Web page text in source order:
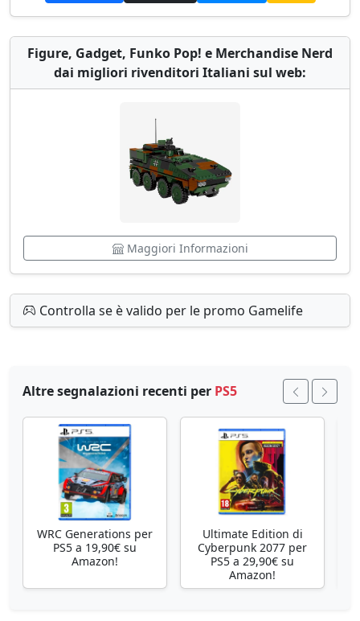
Figure, Gadget, Funko Pop! e Merchandise Nerd
dai migliori rivenditori Italiani sul web:
Maggiori Informazioni
Controlla se è valido per le promo Gamelife
Altre segnalazioni recenti per PS5
WRC Generations per
PS5 a 19,90€ su
Amazon!
Ultimate Edition di
Cyberpunk 2077 per
PS5 a 29,90€ su
Amazon!